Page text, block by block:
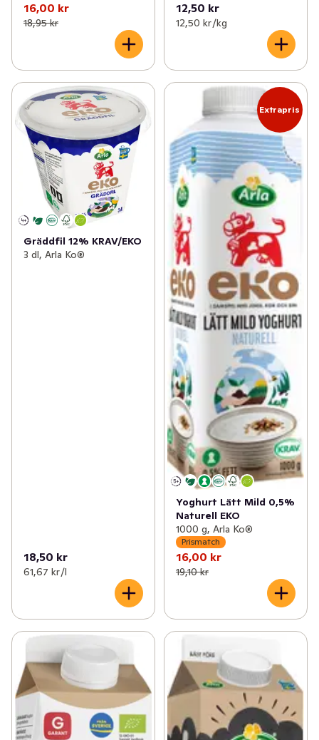
16,00 kr
18,95 kr
12,50 kr
12,50 kr /kg
Gräddfil 12% KRAV/EKO
3 dl, Arla Ko®
18,50 kr
61,67 kr /l
Extrapris
Yoghurt Lätt Mild 0,5%
Naturell EKO
1000 g, Arla Ko®
Prismatch
16,00 kr
19,10 kr